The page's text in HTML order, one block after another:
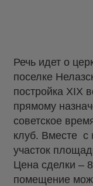
Речь идет о
поселке
постройка XIX
прямому
советское
клуб. Вместе с
участок
Цена сделки –
помещение